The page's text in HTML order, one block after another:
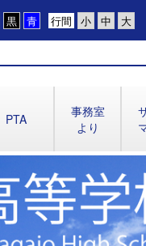
行間
PTA
事務室
より